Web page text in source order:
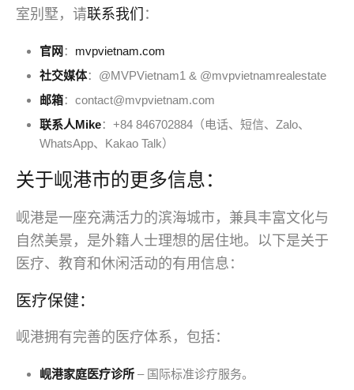
室别墅，请联系我们 ：
官网 ： mvpvietnam.com
社交媒体：@MVPVietnam1 & @mvpvietnamrealestate
邮箱：contact@mvpvietnam.com
联系人Mike：+84 846702884（电话、短信、Zalo、
WhatsApp、Kakao Talk）
关于岘港市的更多信息：
岘港是一座充满活力的滨海城市，兼具丰富文化与
自然美景，是外籍人士理想的居住地。以下是关于
医疗、教育和休闲活动的有用信息：
医疗保健：
岘港拥有完善的医疗体系，包括：
岘港家庭医疗诊所 – 国际标准诊疗服务。